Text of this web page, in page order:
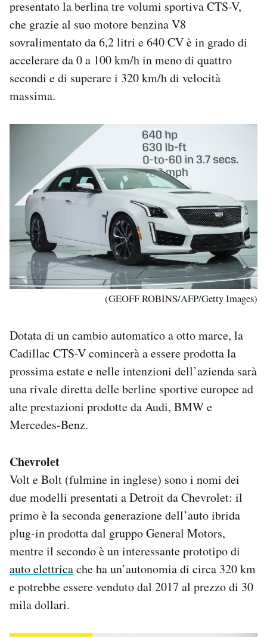
presentato la berlina tre volumi sportiva CTS-V,
che grazie al suo motore benzina V8
sovralimentato da 6,2 litri e 640 CV è in grado di
accelerare da 0 a 100 km/h in meno di quattro
secondi e di superare i 320 km/h di velocità
massima.
(GEOFF ROBINS/AFP/Getty Images)
Dotata di un cambio automatico a otto marce, la
Cadillac CTS-V comincerà a essere prodotta la
prossima estate e nelle intenzioni dell’azienda sarà
una rivale diretta delle berline sportive europee ad
alte prestazioni prodotte da Audi, BMW e
Mercedes-Benz.
Chevrolet
Volt e Bolt (fulmine in inglese) sono i nomi dei
due modelli presentati a Detroit da Chevrolet: il
primo è la seconda generazione dell’auto ibrida
plug-in prodotta dal gruppo General Motors,
mentre il secondo è un interessante prototipo di
auto elettricache ha un’autonomia di circa 320 km
e potrebbe essere venduto dal 2017 al prezzo di 30
mila dollari.